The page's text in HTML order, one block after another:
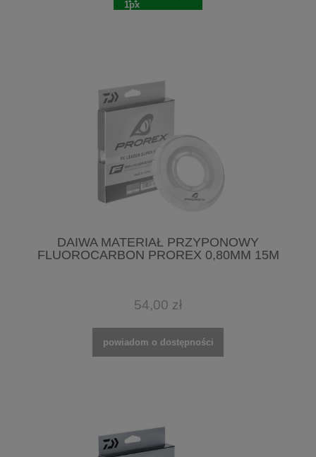
DAIWA MATERIAŁ PRZYPONOWY
FLUOROCARBON PROREX 0,80MM 15M
54,00 zł
powiadom o dostępności